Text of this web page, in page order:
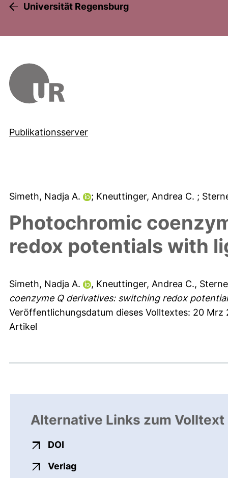
Universität Regensburg
Publikationsserver
Simeth, Nadja A. ; Kneuttinger, Andrea C. ;
Photochromic
redox potentials with
Simeth, Nadja A. , Kneuttinger, Andrea C.,
coenzyme Q derivatives: switching redox
Veröffentlichungsdatum dieses Volltextes: 20 Mrz
Artikel
Alternative Links zum Volltext
DOI
Verlagexterner Link, öffnet neues